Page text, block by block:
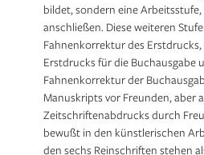
bildet, sondern eine
anschließen. Diese weiteren
Fahnenkorrektur des
Erstdrucks für die Buchausgabe
Fahnenkorrektur der
Manuskripts vor Freunden, aber
Zeitschriftenabdrucks durch
bewußt in den künstlerischen
den sechs Reinschriften stehen